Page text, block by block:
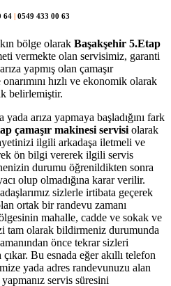
64 | 0549 433 00 63
bölge olarak Başakşehir 5.Etap
vermekte olan servisimiz, garanti
yapmış olan çamaşır
hızlı ve ekonomik olarak
belirlemiştir.
arıza yapmaya başladığını fark
çamaşır makinesi servisi olarak
ilgili arkadaşa iletmeli ve
ön bilgi vererek ilgili servis
durumu öğrenildikten sonra
olup olmadığına karar verilir.
sizlerle irtibata geçerek
ortak bir randevu zamanı
mahalle, cadde ve sokak ve
tam olarak bildirmeniz durumunda
önce tekrar sizleri
Bu esnada eğer akıllı telefon
yada adres randevunuzu alan
yapmanız servis süresini